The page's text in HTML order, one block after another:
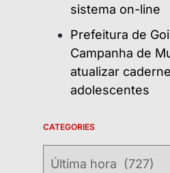
sistema on-line
Prefeitura de
Campanha de
atualizar
adolescentes
CATEGORIES
Categories